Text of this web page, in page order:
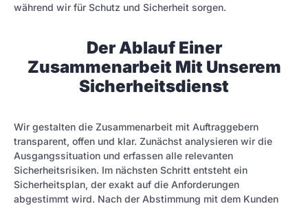
während wir für Schutz und Sicherheit sorgen.
Der Ablauf Einer
Zusammenarbeit Mit Unserem
Sicherheitsdienst
Wir gestalten die Zusammenarbeit mit Auftraggebern
transparent, offen und klar. Zunächst analysieren wir die
Ausgangssituation und erfassen alle relevanten
Sicherheitsrisiken. Im nächsten Schritt entsteht ein
Sicherheitsplan, der exakt auf die Anforderungen
abgestimmt wird. Nach der Abstimmung mit dem Kunden